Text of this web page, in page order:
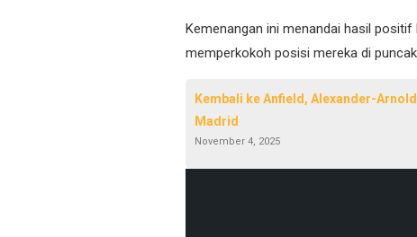
Kemenangan ini menandai hasil
memperkokoh posisi mereka di
Kembali ke Anfield, Alexander-
Madrid
November 4, 2025